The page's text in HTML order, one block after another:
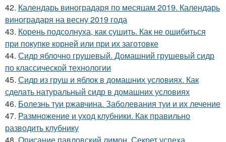
42. Календарь виноградаря по месяцам 2019. Календарь
виноградаря на весну 2019 года
43. Корень подсолнуха, как сушить. Как не ошибиться
при покупке корней или при их заготовке
44. Сидр яблочно грушевый. Домашний грушевый сидр
по классической технологии
45. Сидр из груш и яблок в домашних условиях. Как
сделать натуральный сидр в домашних условиях
46. Болезнь туи ржавчина. Заболевания туи и их лечение
47. Размножение и уход клубники. Как правильно
разводить клубнику